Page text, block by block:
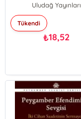
Uludağ Yayınları
Tükendi
₺18,52